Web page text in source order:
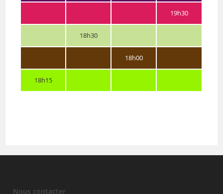
19h30
18h30
18h00
18h15
Nous contacter